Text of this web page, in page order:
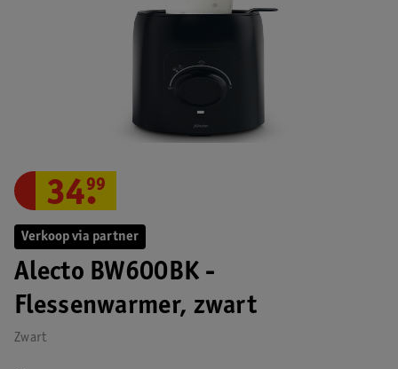
Verkoop via partner
Alecto BW600BK -
Flessenwarmer, zwart
Zwart
34.
99